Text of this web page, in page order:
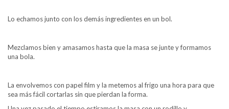
Lo echamos junto con los demás ingredientes en un bol.
Mezclamos bien y amasamos hasta que la masa se junte y formamos
una bola.
La envolvemos con papel film y la metemos al frigo una hora para que
sea más fácil cortarlas sin que pierdan la forma.